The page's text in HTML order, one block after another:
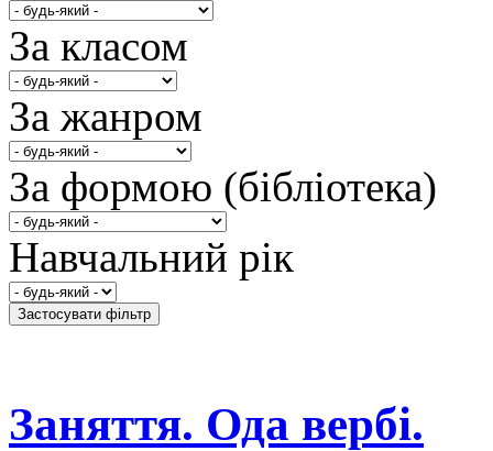
За класом
За жанром
За формою (бібліотека)
Навчальний рік
Заняття. Ода вербі.